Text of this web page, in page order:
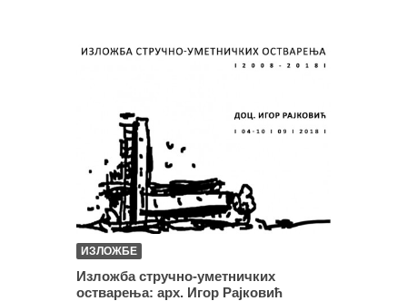
ИЗЛОЖБЕ
Изложба стручно-уметничких
остварења: арх. Игор Рајковић